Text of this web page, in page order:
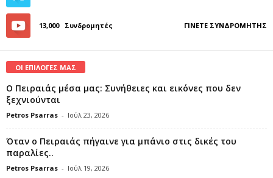
13,000 Συνδρομητές ΓΊΝΕΤΕ ΣΥΝΔΡΟΜΗΤΉΣ
ΟΙ ΕΠΙΛΟΓΕΣ ΜΑΣ
Ο Πειραιάς μέσα μας: Συνήθειες και εικόνες που δεν
ξεχνιούνται
Petros Psarras - Ιούλ 23, 2026
Όταν ο Πειραιάς πήγαινε για μπάνιο στις δικές του
παραλίες..
Petros Psarras - Ιούλ 19, 2026